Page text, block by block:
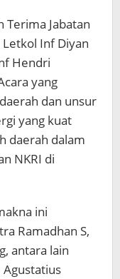
Terima Jabatan
Inf Diyan
Hendri
yang
dan unsur
yang kuat
daerah dalam
NKRI di
ini
Ramadhan S,
antara lain